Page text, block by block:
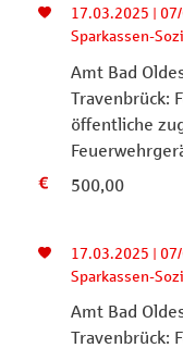
17.03.2025 |
Sparkassen-
Amt Bad
Travenbrück:
öffentliche
500,00
17.03.2025 |
Sparkassen-
Amt Bad
Travenbrück: